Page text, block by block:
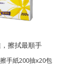
擦拭最順手
手紙200抽x20包